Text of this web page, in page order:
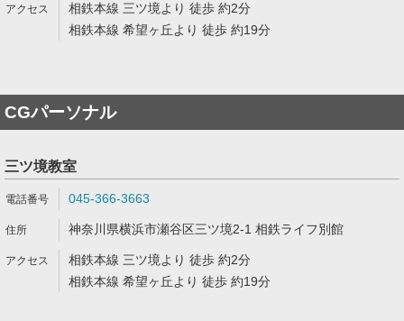
相鉄本線 三ツ境より 徒歩 約2分
相鉄本線 希望ヶ丘より 徒歩 約19分
CGパーソナル
三ツ境教室
045-366-3663
神奈川県横浜市瀬谷区三ツ境2-1 相鉄ライフ別館
相鉄本線 三ツ境より 徒歩 約2分
相鉄本線 希望ヶ丘より 徒歩 約19分